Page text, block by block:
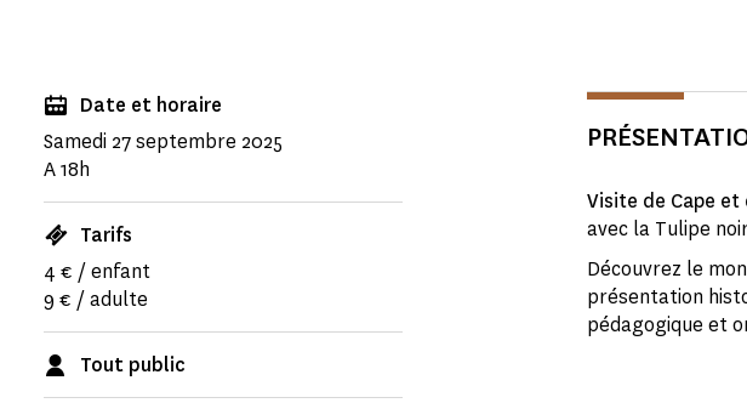
Date et horaire
Samedi 27 septembre 2025
A 18h
Tarifs
4 € / enfant
9 € / adulte
Tout public
Visite de Cape et
avec la Tulipe
Découvrez le
présentation
pédagogique et